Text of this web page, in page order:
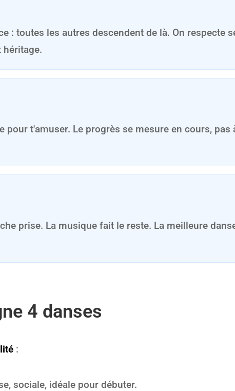
: toutes les autres descendent de là. On respecte
héritage.
pour t'amuser. Le progrès se mesure en cours, pas
prise. La musique fait le reste. La meilleure
4 danses
:
sociale, idéale pour débuter.